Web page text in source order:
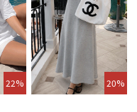
22% 20%